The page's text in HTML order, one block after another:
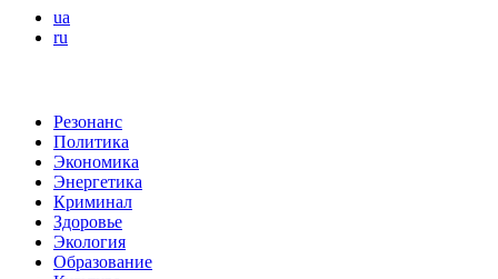
ua
ru
Резонанс
Политика
Экономика
Энергетика
Криминал
Здоровье
Экология
Образование